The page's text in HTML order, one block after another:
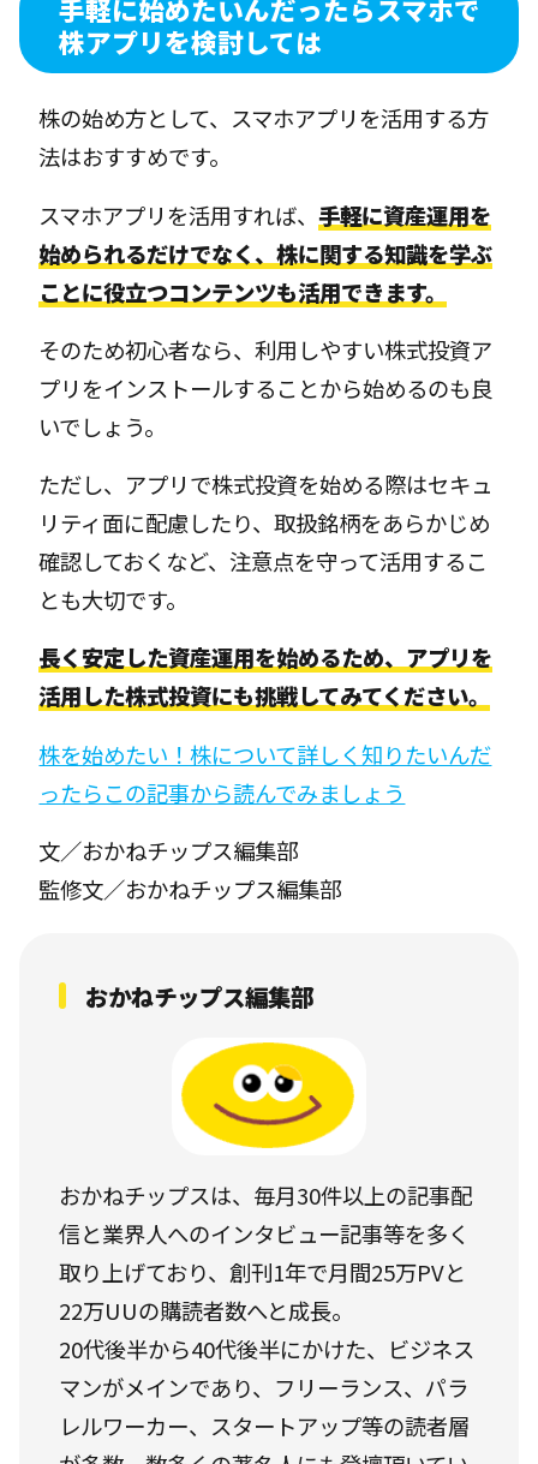
手軽に始めたいんだったらスマホで
株アプリを検討しては
株の始め方として、スマホアプリを活用する方
法はおすすめです。
スマホアプリを活用すれば、手軽に資産運用を
始められるだけでなく、株に関する知識を学ぶ
ことに役立つコンテンツも活用できます。
そのため初心者なら、利用しやすい株式投資ア
プリをインストールすることから始めるのも良
いでしょう。
ただし、アプリで株式投資を始める際はセキュ
リティ面に配慮したり、取扱銘柄をあらかじめ
確認しておくなど、注意点を守って活用するこ
とも大切です。
長く安定した資産運用を始めるため、アプリを
活用した株式投資にも挑戦してみてください。
株を始めたい！株について詳しく知りたいんだ
ったらこの記事から読んでみましょう
文／おかねチップス編集部
監修文／おかねチップス編集部
おかねチップス編集部
おかねチップスは、毎月30件以上の記事配
信と業界人へのインタビュー記事等を多く
取り上げており、創刊1年で月間25万PVと
22万UUの購読者数へと成長。
20代後半から40代後半にかけた、ビジネス
マンがメインであり、フリーランス、パラ
レルワーカー、スタートアップ等の読者層